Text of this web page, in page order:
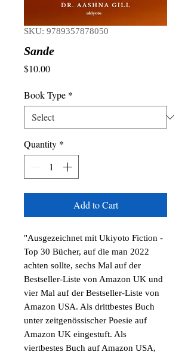
SKU: 9789357878050
Sande
$10.00Price
Book Type *
Quantity *
Add to Cart
"Ausgezeichnet mit Ukiyoto Fiction -
Top 30 Bücher, auf die man 2022
achten sollte, sechs Mal auf der
Bestseller-Liste von Amazon UK und
vier Mal auf der Bestseller-Liste von
Amazon USA. Als drittbestes Buch
unter zeitgenössischer Poesie auf
Amazon UK eingestuft. Als
viertbestes Buch auf Amazon USA,